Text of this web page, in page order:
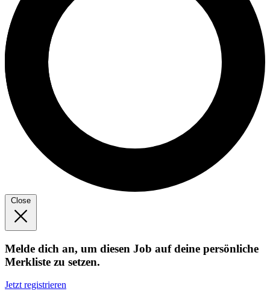
Close
Melde dich an, um diesen Job auf deine persönliche
Merkliste zu setzen.
Jetzt registrieren